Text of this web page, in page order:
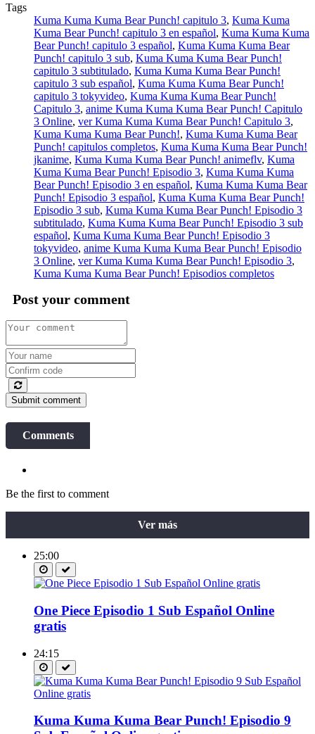
Tags
Kuma Kuma Kuma Bear Punch! capitulo 3, Kuma Kuma
Kuma Bear Punch! capitulo 3 en español, Kuma Kuma Kuma
Bear Punch! capitulo 3 español, Kuma Kuma Kuma Bear
Punch! capitulo 3 sub, Kuma Kuma Kuma Bear Punch!
capitulo 3 subtitulado, Kuma Kuma Kuma Bear Punch!
capitulo 3 sub español, Kuma Kuma Kuma Bear Punch!
capitulo 3 tokyvideo, Kuma Kuma Kuma Bear Punch!
Capitulo 3, anime Kuma Kuma Kuma Bear Punch! Capitulo
3 Online, ver Kuma Kuma Kuma Bear Punch! Capitulo 3,
Kuma Kuma Kuma Bear Punch!, Kuma Kuma Kuma Bear
Punch! capitulos completos, Kuma Kuma Kuma Bear Punch!
jkanime, Kuma Kuma Kuma Bear Punch! animeflv, Kuma
Kuma Kuma Bear Punch! Episodio 3, Kuma Kuma Kuma
Bear Punch! Episodio 3 en español, Kuma Kuma Kuma Bear
Punch! Episodio 3 español, Kuma Kuma Kuma Bear Punch!
Episodio 3 sub, Kuma Kuma Kuma Bear Punch! Episodio 3
subtitulado, Kuma Kuma Kuma Bear Punch! Episodio 3 sub
español, Kuma Kuma Kuma Bear Punch! Episodio 3
tokyvideo, anime Kuma Kuma Kuma Bear Punch! Episodio
3 Online, ver Kuma Kuma Kuma Bear Punch! Episodio 3,
Kuma Kuma Kuma Bear Punch! Episodios completos
Post your comment
Submit comment
Comments
Be the first to comment
Ver más
25:00
One Piece Episodio 1 Sub Español Online
gratis
24:15
Kuma Kuma Kuma Bear Punch! Episodio 9